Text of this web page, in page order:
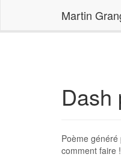
Martin
Accueil
Dash
Poème généré
comment faire !